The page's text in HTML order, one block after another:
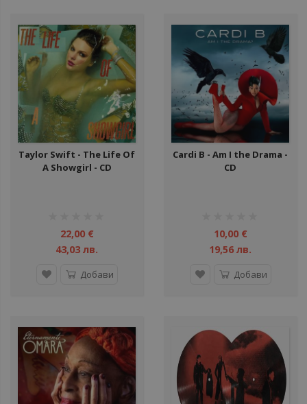
Taylor Swift - The Life Of
A Showgirl - CD
22,00 €
43,03 лв.
Добави
Cardi B - Am I the Drama -
CD
10,00 €
19,56 лв.
Добави